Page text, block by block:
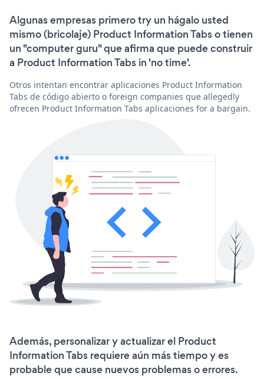
Algunas empresas primero try un hágalo usted
mismo (bricolaje) Product Information Tabs o tienen
un "computer guru" que afirma que puede construir
a Product Information Tabs in 'no time'.
Otros intentan encontrar aplicaciones Product Information
Tabs de código abierto o foreign companies que allegedly
ofrecen Product Information Tabs aplicaciones for a bargain.
Además, personalizar y actualizar el Product
Information Tabs requiere aún más tiempo y es
probable que cause nuevos problemas o errores.